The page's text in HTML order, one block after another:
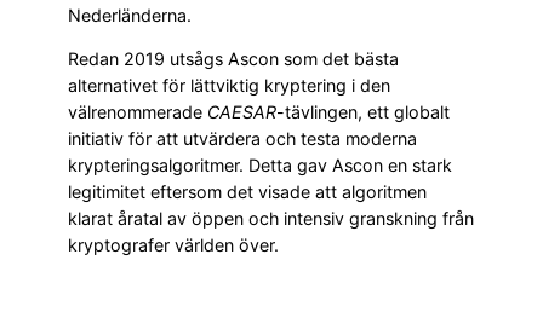
Nederländerna.
Redan 2019 utsågs Ascon som det bästa
alternativet för lättviktig kryptering i den
välrenommerade CAESAR-tävlingen, ett globalt
initiativ för att utvärdera och testa moderna
krypteringsalgoritmer. Detta gav Ascon en stark
legitimitet eftersom det visade att algoritmen
klarat åratal av öppen och intensiv granskning från
kryptografer världen över.